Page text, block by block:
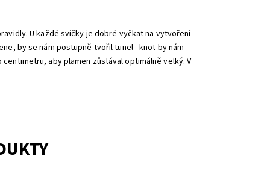
U každé svíčky je dobré vyčkat na vytvoření
by se nám postupně tvořil tunel - knot by nám
aby plamen zůstával optimálně velký. V